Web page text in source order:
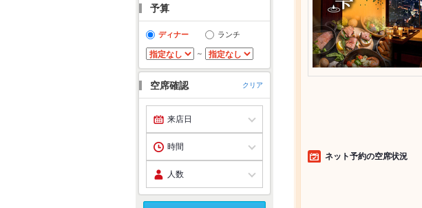
予算
ディナー ランチ
～
空席確認 クリア
ネット予約の空席状況